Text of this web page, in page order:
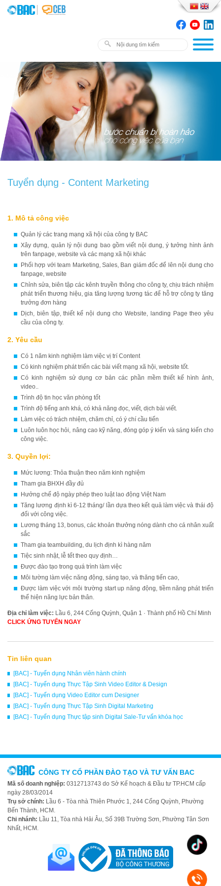
Tuyển dụng - Content Marketing
1. Mô tả công việc
Quản lý các trang mạng xã hội của công ty BAC
Xây dựng, quản lý nội dung bao gồm viết nội dung, ý tưởng hình ảnh
trên fanpage, website và các mạng xã hội khác
Phối hợp với team Marketing, Sales, Ban giám đốc để lên nội dung cho
fanpage, website
Chỉnh sửa, biên tập các kênh truyền thông cho công ty, chịu trách nhiệm
phát triển thương hiệu, gia tăng lượng tương tác để hỗ trợ công ty tăng
trưởng đơn hàng
Dịch, biên tập, thiết kế nội dung cho Website, landing Page theo yêu
cầu của công ty.
2. Yêu cầu
Có 1 năm kinh nghiệm làm việc vị trí Content
Có kinh nghiệm phát triển các bài viết mạng xã hội, website tốt.
Có kinh nghiệm sử dụng cơ bản các phần mềm thiết kế hình ảnh,
video..
Trình độ tin học văn phòng tốt
Trình độ tiếng anh khá, có khả năng đọc, viết, dịch bài viết.
Làm việc có trách nhiệm, chăm chỉ, có ý chí cầu tiến
Luôn luôn học hỏi, nâng cao kỹ năng, đóng góp ý kiến và sáng kiến cho
công việc.
3. Quyền lợi:
Mức lương: Thỏa thuận theo năm kinh nghiệm
Tham gia BHXH đầy đủ
Hưởng chế độ ngày phép theo luật lao động Việt Nam
Tăng lương định kì 6-12 tháng/ lần dựa theo kết quả làm việc và thái độ
đối với công việc.
Lương tháng 13, bonus, các khoản thưởng nóng dành cho cá nhân xuất
sắc
Tham gia teambuilding, du lịch định kì hàng năm
Tiệc sinh nhật, lễ tết theo quy định…
Được đào tạo trong quá trình làm việc
Môi tường làm việc năng động, sáng tạo, và thăng tiến cao,
Được làm việc với môi trường start up năng động, tiềm năng phát triển
thể hiện năng lực bản thân.
Địa chỉ làm việc: Lầu 6, 244 Cống Quỳnh, Quận 1 · Thành phố Hồ Chí Minh
CLICK ỨNG TUYỂN NGAY
Tin liên quan
[BAC] - Tuyển dụng Nhân viên hành chính
[BAC] - Tuyển dụng Thực Tập Sinh Video Editor & Design
[BAC] - Tuyển dụng Video Editor cum Designer
[BAC] - Tuyển dụng Thực Tập Sinh Digital Marketing
[BAC] - Tuyển dụng Thực tập sinh Digital Sale-Tư vấn khóa học
CÔNG TY CỔ PHẦN ĐÀO TẠO VÀ TƯ VẤN BAC
Mã số doanh nghiệp: 0312713743 do Sở Kế hoạch & Đầu tư TP.HCM cấp
ngày 28/03/2014
Trụ sở chính: Lầu 6 - Tòa nhà Thiên Phước 1, 244 Cống Quỳnh, Phường
Bến Thành, HCM.
Chi nhánh: Lầu 11, Tòa nhà Hải Âu, Số 39B Trường Sơn, Phường Tân Sơn
Nhất, HCM.